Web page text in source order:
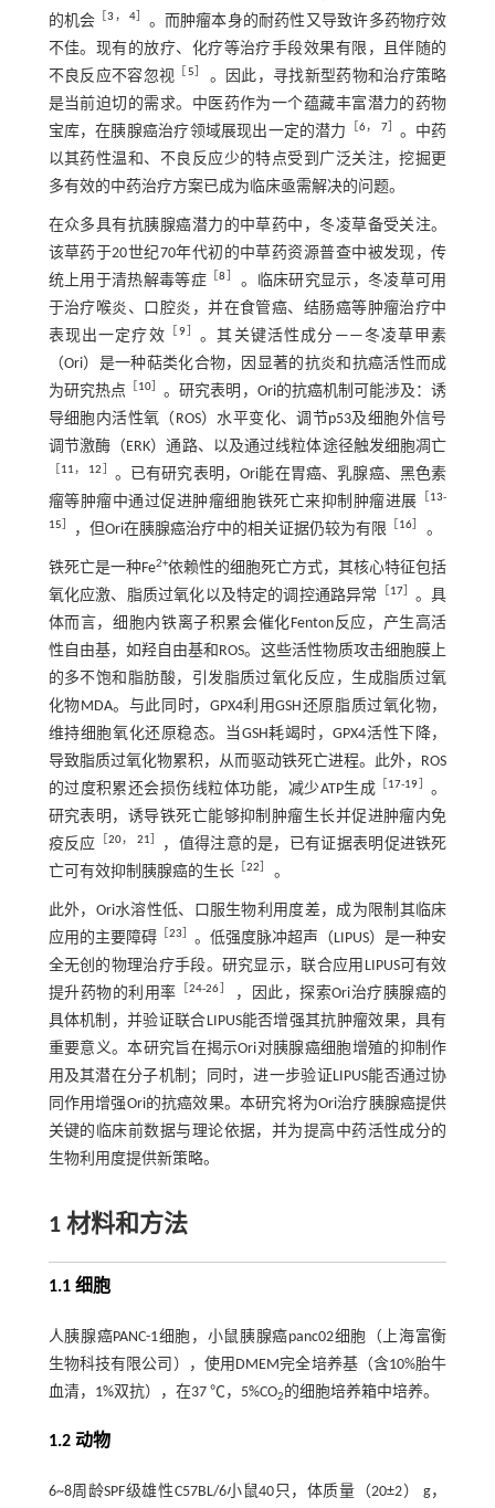
的机会 ［3 ，4
。而肿瘤本身的耐药性又导致许多药物疗效
不佳。现有的放疗、化疗等治疗手段效果有限，且伴随的
不良反应不容忽视
5
。因此，寻找新型药物和治疗策略
是当前迫切的需求。中医药作为一个蕴藏丰富潜力的药物
宝库，在胰腺癌治疗领域展现出一定的潜力
6， 7］ 。中药
以其药性温和、不良反应少的特点受到广泛关注，挖掘更
多有效的中药治疗方案已成为临床亟需解决的问题。
在众多具有抗胰腺癌潜力的中草药中，冬凌草备受关注。
该草药于20世纪70年代初的中草药资源普查中被发现，传
统上用于清热解毒等症［8
。临床研究显示，冬凌草可用
于治疗喉炎、口腔炎，并在食管癌、结肠癌等肿瘤治疗中
表现出一定疗效
9］ 。其关键活性成分——冬凌草甲素
（Ori）是一种萜类化合物，因显著的抗炎和抗癌活性而成
为研究热点
10
。研究表明，Ori的抗癌机制可能涉及：诱
导细胞内活性氧（ROS）水平变化、调节p53及细胞外信号
调节激酶（ERK）通路、以及通过线粒体途径触发细胞凋亡
11， 12
。已有研究表明，Ori能在胃癌、乳腺癌、黑色素
瘤等肿瘤中通过促进肿瘤细胞铁死亡来抑制肿瘤进展
13-
15 ，但Ori在胰腺癌治疗中的相关证据仍较为有限 16］ 。
铁死亡是一种Fe2+依赖性的细胞死亡方式，其核心特征包括
氧化应激、脂质过氧化以及特定的调控通路异常
17］ 。具
体而言，细胞内铁离子积累会催化Fenton反应，产生高活
性自由基，如羟自由基和ROS。这些活性物质攻击细胞膜上
的多不饱和脂肪酸，引发脂质过氧化反应，生成脂质过氧
化物MDA。与此同时，GPX4利用GSH还原脂质过氧化物，
维持细胞氧化还原稳态。当GSH耗竭时，GPX4活性下降，
导致脂质过氧化物累积，从而驱动铁死亡进程。此外，ROS
的过度积累还会损伤线粒体功能，减少ATP生成［ 17-19
。
研究表明，诱导铁死亡能够抑制肿瘤生长并促进肿瘤内免
疫反应
20， 21
，值得注意的是，已有证据表明促进铁死
亡可有效抑制胰腺癌的生长［ 22 。
此外，Ori水溶性低、口服生物利用度差，成为限制其临床
应用的主要障碍［ 23
。低强度脉冲超声（LIPUS）是一种安
全无创的物理治疗手段。研究显示，联合应用LIPUS可有效
提升药物的利用率 ［24-26
，因此，探索Ori治疗胰腺癌的
具体机制，并验证联合LIPUS能否增强其抗肿瘤效果，具有
重要意义。本研究旨在揭示Ori对胰腺癌细胞增殖的抑制作
用及其潜在分子机制；同时，进一步验证LIPUS能否通过协
同作用增强Ori的抗癌效果。本研究将为Ori治疗胰腺癌提供
关键的临床前数据与理论依据，并为提高中药活性成分的
生物利用度提供新策略。
1 材料和方法
1.1 细胞
人胰腺癌PANC-1细胞，小鼠胰腺癌panc02细胞（上海富衡
生物科技有限公司），使用DMEM完全培养基（含10%胎牛
血清，1%双抗），在37 ℃，5%CO2 的细胞培养箱中培养。
1.2 动物
6~8周龄SPF级雄性C57BL/6小鼠40只，体质量（20±2） g，